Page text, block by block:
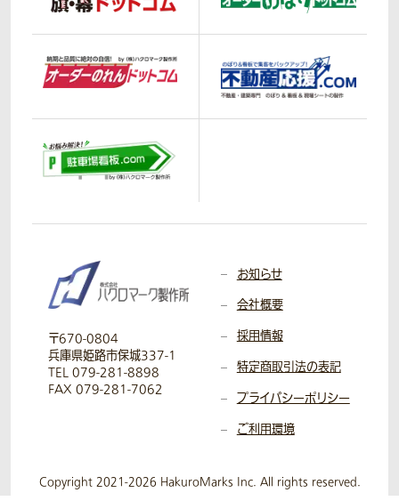
〒670-0804
兵庫県姫路市保城337-1
TEL 079-281-8898
FAX 079-281-7062
お知らせ
会社概要
採用情報
特定商取引法の表記
プライバシーポリシー
ご利用環境
Copyright 2021-2026 HakuroMarks Inc. All rights reserved.